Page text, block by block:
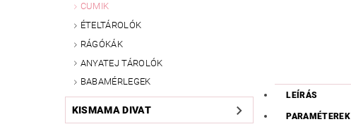
CUMIK
ÉTELTÁROLÓK
RÁGÓKÁK
ANYATEJ TÁROLÓK
BABAMÉRLEGEK
KISMAMA DIVAT
LEÍRÁS
PARAMÉTEREK